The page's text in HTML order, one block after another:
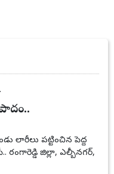
లారీలు పట్టించిన పెద్ద
జిల్లా, ఎల్బీనగర్,